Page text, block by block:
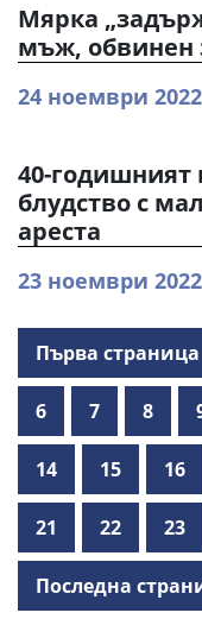
Мярка
мъж, обвинен
24 ноември 2022
40-
блудство с
ареста
23 ноември 2022
Първа страница
6 7 8
14 15 16
21 22 23
Последна